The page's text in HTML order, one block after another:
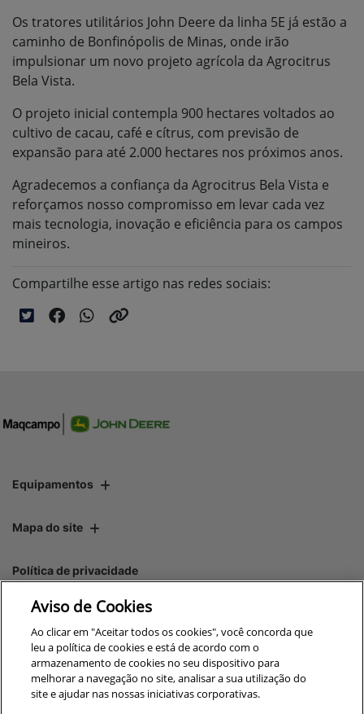
Os tratores utilitários John Deere da linha 5E já estão a
caminho de Bonfinópolis de Minas, onde irão
impulsionar um novo projeto agrícola da Agrocitrus
Bela Vista.
O projeto inicial contempla 900 hectares voltados ao
cultivo de cacau, café e cítrus, com previsão de
expansão para até 2.000 hectares nos próximos anos.
Agradecemos a confiança da Agrocitrus Bela Vista e
reforçamos nosso compromisso em levar cada vez
mais tecnologia, inovação e eficiência para os campos
mineiros.
Compartilhe esse artigo nas redes sociais:
Equipamentos
Mapa do site
Política de privacidade
CNPJ: 00.970.771/0007-05
No trânsito, enxergar o outro
Aviso de Cookies
Ao clicar em "Aceitar todos os cookies", você concorda que
leu a política de cookies e está de acordo com o
armazenamento de cookies no seu dispositivo para
melhorar a navegação no site, analisar a sua utilização do
site e ajudar nas nossas iniciativas corporativas.